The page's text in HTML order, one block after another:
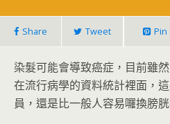
Share Tweet Pin
染髮可能會導致癌症，目前雖
在流行病學的資料統計裡面，
員，還是比一般人容易囉換膀